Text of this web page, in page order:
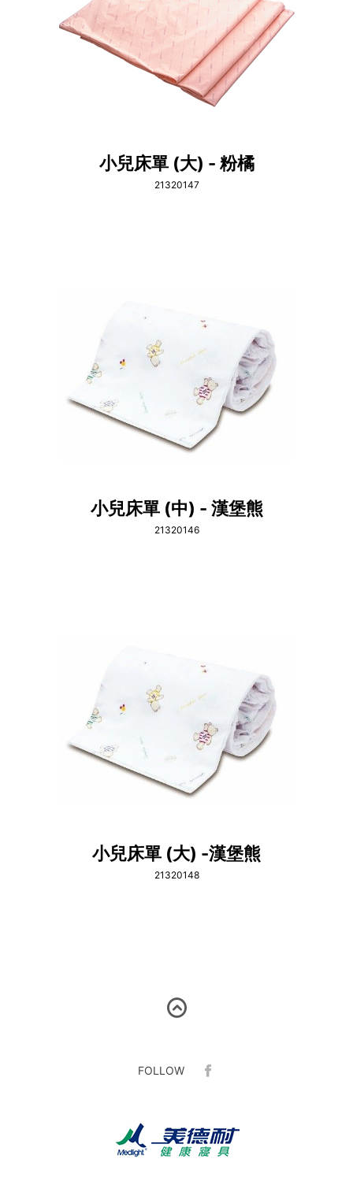
小兒床單 (大) - 粉橘
21320147
小兒床單 (中) - 漢堡熊
21320146
小兒床單 (大) -漢堡熊
21320148
FOLLOW